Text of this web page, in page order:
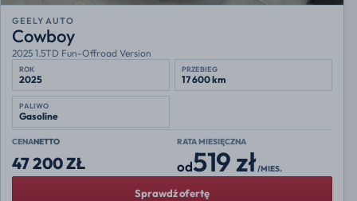
GEELY AUTO
Cowboy
2025 1.5TD Fun-Offroad Version
ROK
2025
PRZEBIEG
17 600 km
PALIWO
Gasoline
CENANETTO
47 200 ZŁ
RATA MIESIĘCZNA
od519 zł/MIES.
Sprawdź ofertę